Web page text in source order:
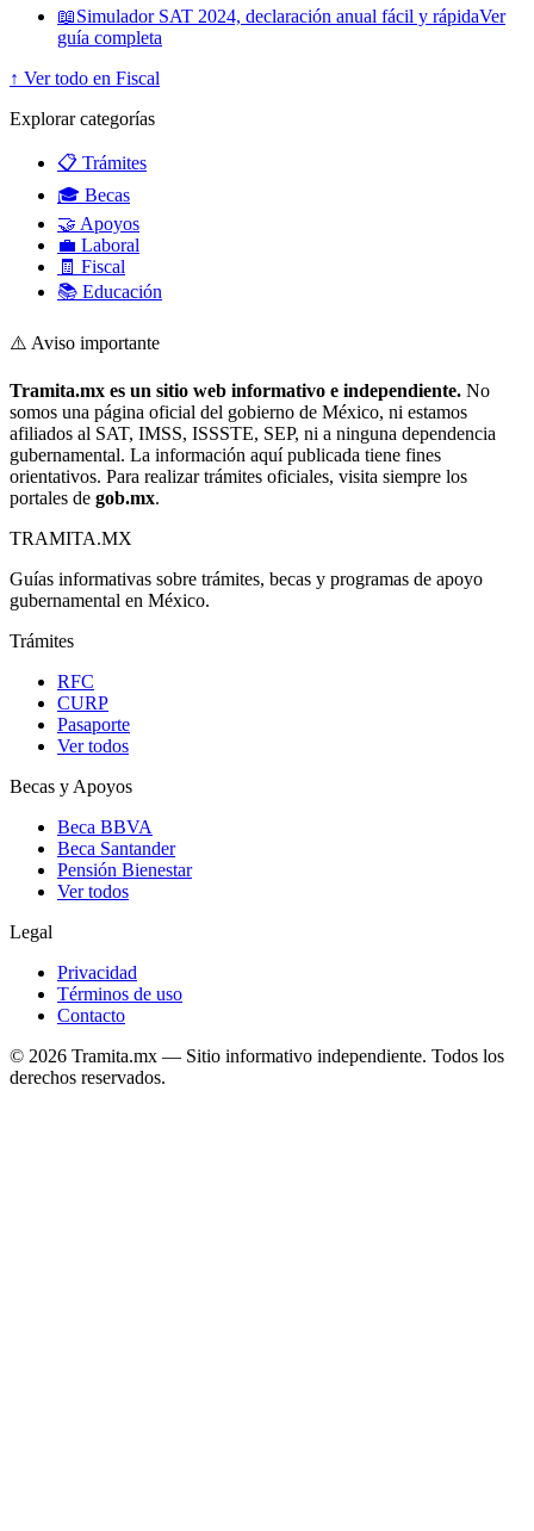
📖Simulador SAT 2024, declaración anual fácil y rápidaVer
guía completa
↑ Ver todo en Fiscal
Explorar categorías
📋 Trámites
🎓 Becas
🤝 Apoyos
💼 Laboral
🧾 Fiscal
📚 Educación
⚠️ Aviso importante
Tramita.mx es un sitio web informativo e independiente. No
somos una página oficial del gobierno de México, ni estamos
afiliados al SAT, IMSS, ISSSTE, SEP, ni a ninguna dependencia
gubernamental. La información aquí publicada tiene fines
orientativos. Para realizar trámites oficiales, visita siempre los
portales de gob.mx.
TRAMITA.MX
Guías informativas sobre trámites, becas y programas de apoyo
gubernamental en México.
Trámites
RFC
CURP
Pasaporte
Ver todos
Becas y Apoyos
Beca BBVA
Beca Santander
Pensión Bienestar
Ver todos
Legal
Privacidad
Términos de uso
Contacto
© 2026 Tramita.mx — Sitio informativo independiente. Todos los
derechos reservados.